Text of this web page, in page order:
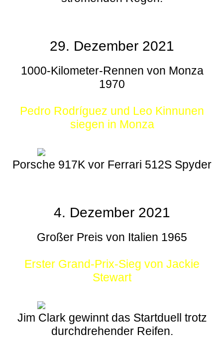
29. Dezember 2021
1000-Kilometer-Rennen von Monza
1970
Pedro Rodríguez und Leo Kinnunen
siegen in Monza
Porsche 917K vor Ferrari 512S Spyder
4. Dezember 2021
Großer Preis von Italien 1965
Erster Grand-Prix-Sieg von Jackie
Stewart
Jim Clark gewinnt das Startduell trotz
durchdrehender Reifen.